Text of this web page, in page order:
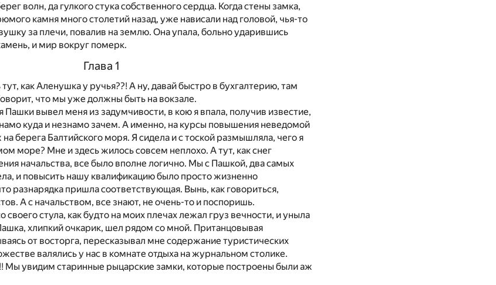
волн, да гулкого стука собственного сердца. Когда стены замка,
камня много столетий назад, уже нависали над головой, чья-то
за плечи, повалив на землю. Она упала, больно ударившись
и мир вокруг померк.
Глава 1
как Аленушка у ручья??! А ну, давай быстро в бухгалтерию, там
что мы уже должны быть на вокзале.
Пашки вывел меня из задумчивости, в кою я впала, получив известие,
куда и незнамо зачем. А именно, на курсы повышения неведомой
берега Балтийского моря. Я сидела и с тоской размышляла, чего я
море? Мне и здесь жилось совсем неплохо. А тут, как снег
начальства, все было вполне логично. Мы с Пашкой, два самых
и повысить нашу квалификацию было просто жизненно
разнарядка пришла соответствующая. Вынь, как говориться,
А с начальством, все знают, не очень-то и поспоришь.
своего стула, как будто на моих плечах лежал груз вечности, и уныла
хлипкий очкарик, шел рядом со мной. Пританцовывая
от восторга, пересказывал мне содержание туристических
валялись у нас в комнате отдыха на журнальном столике.
Мы увидим старинные рыцарские замки, которые построены были аж